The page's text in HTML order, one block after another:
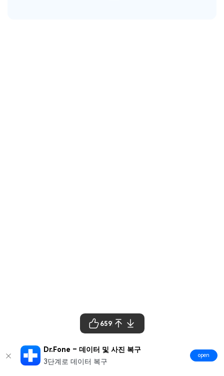
659
Dr.Fone – 데이터 및 사진 복구
3단계로 데이터 복구
open